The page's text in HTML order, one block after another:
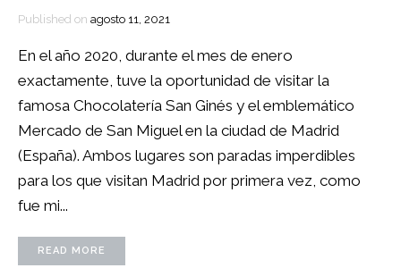
Published on agosto 11, 2021
En el año 2020, durante el mes de enero
exactamente, tuve la oportunidad de visitar la
famosa Chocolatería San Ginés y el emblemático
Mercado de San Miguel en la ciudad de Madrid
(España). Ambos lugares son paradas imperdibles
para los que visitan Madrid por primera vez, como
fue mi...
READ MORE